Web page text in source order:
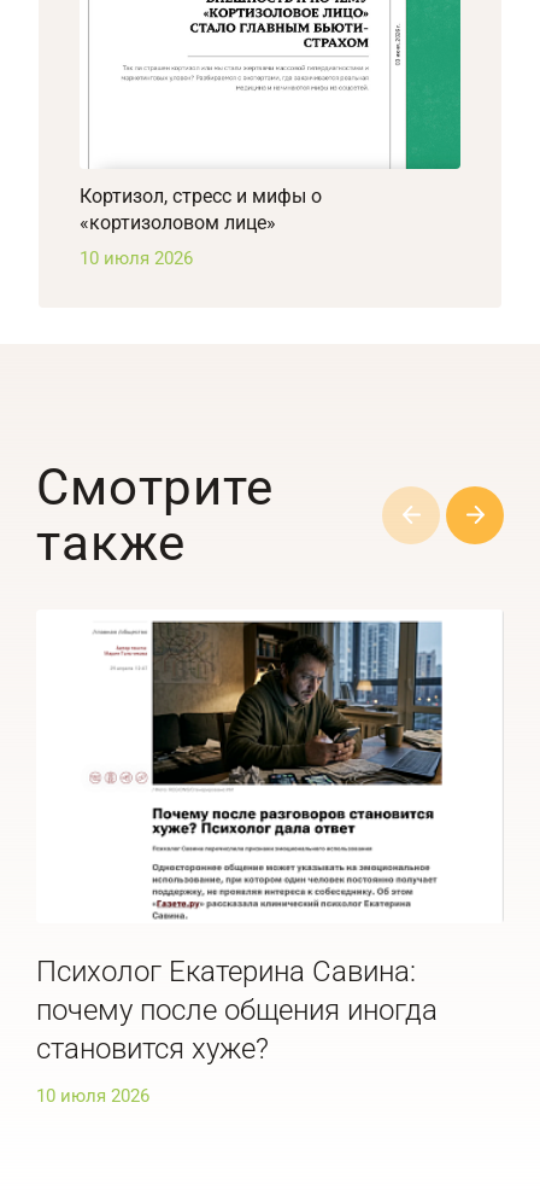
Кортизол, стресс и мифы о
«кортизоловом лице»
10 июля 2026
Смотрите
также
Психолог Екатерина Савина:
почему после общения иногда
становится хуже?
10 июля 2026